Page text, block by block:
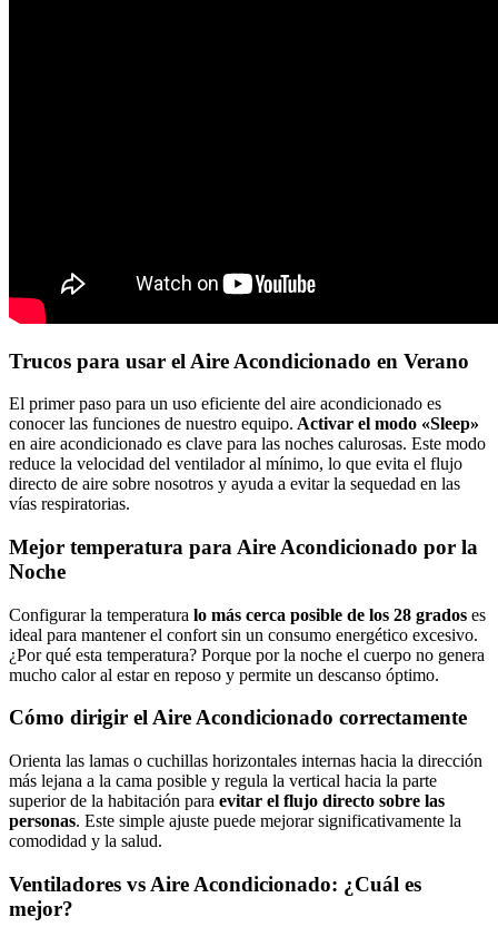
Trucos para usar el Aire Acondicionado en Verano
El primer paso para un uso eficiente del aire acondicionado es
conocer las funciones de nuestro equipo. Activar el modo «Sleep»
en aire acondicionado es clave para las noches calurosas. Este modo
reduce la velocidad del ventilador al mínimo, lo que evita el flujo
directo de aire sobre nosotros y ayuda a evitar la sequedad en las
vías respiratorias.
Mejor temperatura para Aire Acondicionado por la
Noche
Configurar la temperatura lo más cerca posible de los 28 grados es
ideal para mantener el confort sin un consumo energético excesivo.
¿Por qué esta temperatura? Porque por la noche el cuerpo no genera
mucho calor al estar en reposo y permite un descanso óptimo.
Cómo dirigir el Aire Acondicionado correctamente
Orienta las lamas o cuchillas horizontales internas hacia la dirección
más lejana a la cama posible y regula la vertical hacia la parte
superior de la habitación para evitar el flujo directo sobre las
personas. Este simple ajuste puede mejorar significativamente la
comodidad y la salud.
Ventiladores vs Aire Acondicionado: ¿Cuál es
mejor?